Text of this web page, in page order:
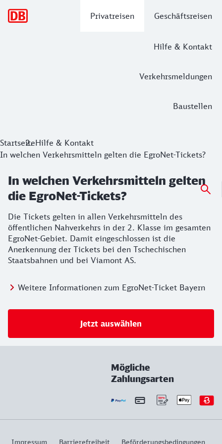
Privatreisen Geschäftsreisen
Hilfe & Kontakt
Verkehrsmeldungen
Baustellen
StartseiteHilfe & Kontakt
In welchen Verkehrsmitteln gelten die EgroNet-Tickets?
In welchen Verkehrsmitteln gelten
die EgroNet-Tickets?
Die Tickets gelten in allen Verkehrsmitteln des
öffentlichen Nahverkehrs in der 2. Klasse im gesamten
EgroNet-Gebiet. Damit eingeschlossen ist die
Anerkennung der Tickets bei den Tschechischen
Staatsbahnen und bei Viamont AS.
Weitere Informationen zum EgroNet-Ticket Bayern
Jetzt auswählen
Mögliche
Zahlungsarten
Impressum Barrierefreiheit Beförderungsbedingungen